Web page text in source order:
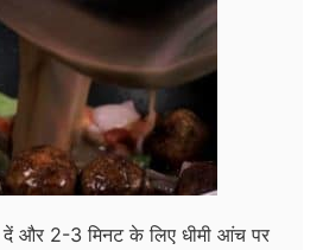
और 2-3 मिनट के लिए धीमी आंच पर